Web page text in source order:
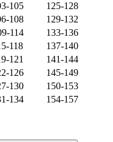
105
125-128
108
129-132
114
133-136
118
137-140
121
141-144
126
145-149
130
150-153
134 154-157